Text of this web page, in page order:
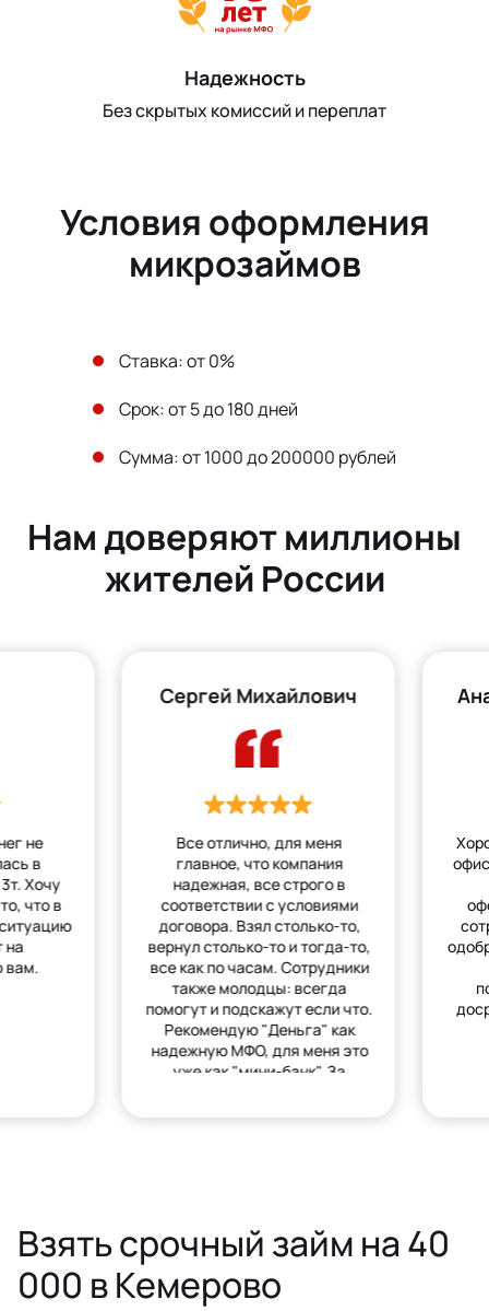
Надежность
Без скрытых комиссий и переплат
Условия оформления
микрозаймов
Ставка: от 0%
Срок: от 5 до 180 дней
Сумма: от 1000 до 200000 рублей
Нам доверяют миллионы
жителей России
не
в
Хочу
что в
на
вам.
Сергей Михайлович
Все отлично, для меня
главное, что компания
надежная, все строго в
соответствии с условиями
договора. Взял столько-то,
вернул столько-то и тогда-то,
все как по часам. Сотрудники
также молодцы: всегда
помогут и подскажут если что.
Рекомендую "Деньга" как
надежную МФО, для меня это
уже как "мини-банк". За
Взять срочный займ на 40
000 в Кемерово